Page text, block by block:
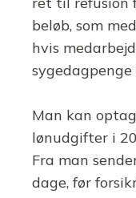
beløb, som
hvis
Man kan
lønudgifter i
Fra man
dage, før